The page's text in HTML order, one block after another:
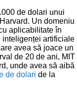
de dolari unui
Un domeniu
aplicabilitate în
inteligenței artificiale
avea să joace un
de 20 de ani, MIT
unde avea să aibă
de dolari de la